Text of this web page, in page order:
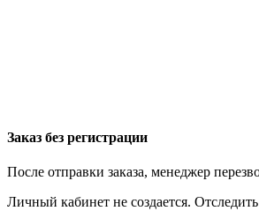
Заказ без регистрации
После отправки заказа, менеджер
Личный кабинет не создается.